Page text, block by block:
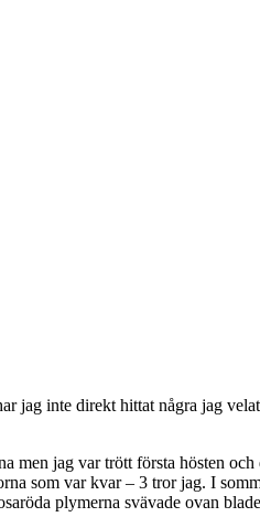
jag inte direkt hittat några jag
men jag var trött första hösten
som var kvar – 3 tror jag. I
plymerna svävade ovan